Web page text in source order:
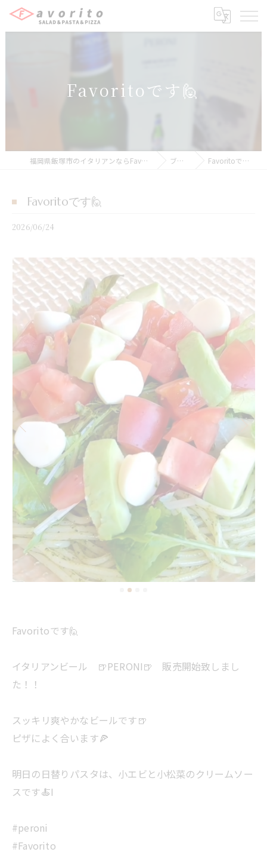
Favoritoです🙋
福岡県飯塚市のイタリアンならFavorito ブログ Favoritoです🙋
Favoritoです🙋
2026/06/24
Favoritoです🙋
イタリアンビール 🍺PERONI🍺 販売開始致しまし
た！！
スッキリ爽やかなビールです🍺
ピザによく合います🍕
明日の日替りパスタは、小エビと小松菜のクリームソー
スです🍝I
#peroni
#Favorito